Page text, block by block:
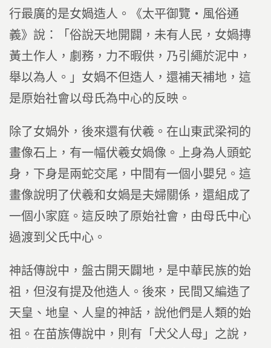
行最廣的是女媧造人。《太平御覽‧風俗通
義》說：「俗說天地開闢，未有人民，女媧摶
黃土作人，劇務，力不暇供，乃引繩於泥中，
舉以為人。」女媧不但造人，還補天補地，這
是原始社會以母氏為中心的反映。
除了女媧外，後來還有伏羲。在山東武梁祠的
畫像石上，有一幅伏羲女媧像。上身為人頭蛇
身，下身是兩蛇交尾，中間有一個小嬰兒。這
畫像說明了伏羲和女媧是夫婦關係，還組成了
一個小家庭。這反映了原始社會，由母氏中心
過渡到父氏中心。
神話傳說中，盤古開天闢地，是中華民族的始
祖，但沒有提及他造人。後來，民間又編造了
天皇、地皇、人皇的神話，說他們是人類的始
祖。在苗族傳說中，則有「犬父人母」之說，